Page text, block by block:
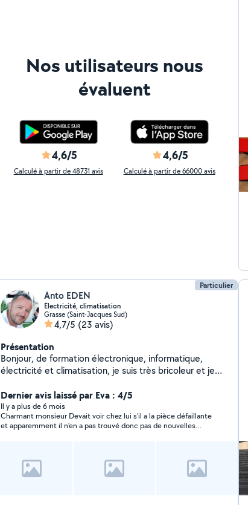
Nos utilisateurs nous
évaluent
4,6/5
Calculé à partir de 48731 avis
4,6/5
Calculé à partir de 66000 avis
Particulier
Anto EDEN
Électricité, climatisation
Grasse (Saint-Jacques Sud)
4,7/5 (23 avis)
Présentation
Bonjour, de formation électronique, informatique,
électricité et climatisation, je suis très bricoleur et je
Dernier avis laissé par Eva : 4/5
Il y a plus de 6 mois
Charmant monsieur Devait voir chez lui s’il a la pièce défaillante
et apparemment il n’en a pas trouvé donc pas de nouvelles